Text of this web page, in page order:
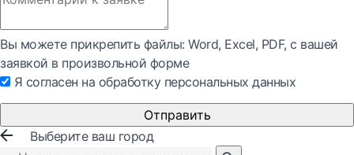
Вы можете прикрепить файлы: Word, Exсel, PDF, с вашей
заявкой в произвольной форме
Я согласен на обработку персональных данных
Отправить
Выберите ваш город